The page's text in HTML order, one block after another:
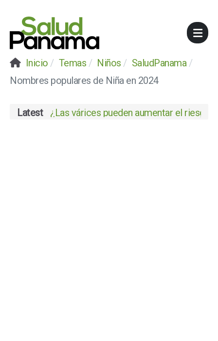
Inicio Temas Niños
SaludPanama
Nombres populares de Niña en 2024
Latest ¿Las várices pueden aumentar el riesgo